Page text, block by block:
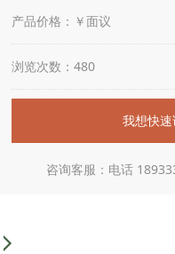
产品价格：￥面议
浏览次数：480
我想快
咨询客服：电话